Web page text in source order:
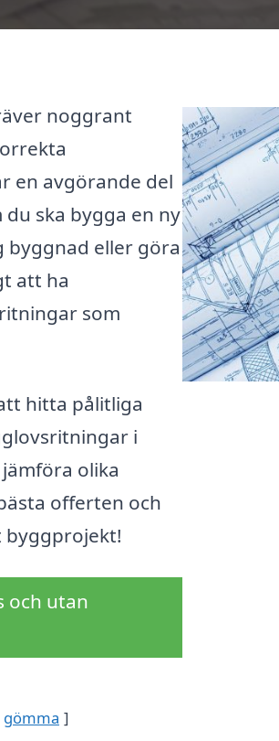
noggrant
en avgörande del
ska bygga en ny
byggnad eller göra
att ha
som
hitta pålitliga
i
olika
offerten och
byggprojekt!
och utan
gömma